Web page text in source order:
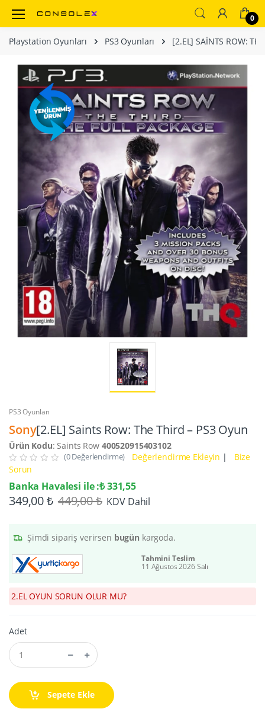
0
Playstation Oyunları PS3 Oyunları [2.EL] SAİNTS ROW:
PS3 Oyunları
Sony[2.EL] Saints Row: The Third – PS3 Oyun
Ürün Kodu: Saints Row 400520915403102
(0 Değerlendirme) Değerlendirme Ekleyin |
Bize
Sorun
Banka Havalesi ile :₺ 331,55
349,00 ₺ 449,00 ₺KDV Dahil
Şimdi sipariş verirsen bugün kargoda.
Tahmini Teslim
11 Ağustos 2026 Salı
2.EL OYUN SORUN OLUR MU?
Adet
Sepete Ekle